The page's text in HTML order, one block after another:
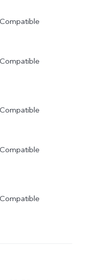
Compatible
Compatible
Compatible
Compatible
Compatible